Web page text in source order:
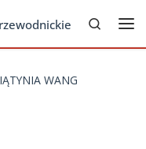
Search
WANG